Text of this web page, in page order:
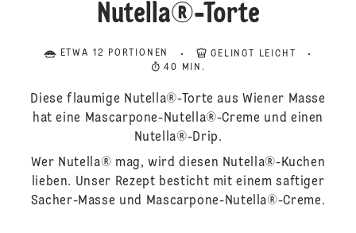
Nutella®-Torte
ETWA 12 PORTIONEN
GELINGT LEICHT
40 MIN.
Diese flaumige Nutella®-Torte aus Wiener Masse
hat eine Mascarpone-Nutella®-Creme und einen
Nutella®-Drip.
Wer Nutella® mag, wird diesen Nutella®-Kuchen
lieben. Unser Rezept besticht mit einem saftiger
Sacher-Masse und Mascarpone-Nutella®-Creme.